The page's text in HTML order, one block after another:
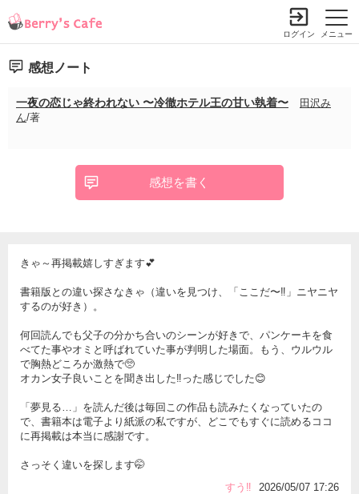
メニュー
ログイン
感想ノート
一夜の恋じゃ終われない 〜冷徹ホテル王の甘い執着〜
田沢み
ん/著
感想を書く
きゃ～再掲載嬉しすぎます💕
書籍版との違い探さなきゃ（違いを見つけ、「ここだ〜‼️」ニヤニヤ
するのが好き）。
何回読んでも父子の分かち合いのシーンが好きで、パンケーキを食
べてた事やオミと呼ばれていた事が判明した場面。もう、ウルウル
で胸熱どころか激熱で🥺
オカン女子良いことを聞き出した‼️った感じでした😊
「夢見る…」を読んだ後は毎回この作品も読みたくなっていたの
で、書籍本は電子より紙派の私ですが、どこでもすぐに読めるココ
に再掲載は本当に感謝です。
さっそく違いを探します🤭
すう‼︎
2026/05/07 17:26